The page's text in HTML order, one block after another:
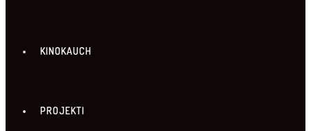
KINOKAUCH
PROJEKTI